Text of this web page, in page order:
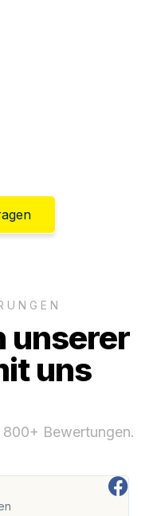
unserer
uns
800+ Bewertungen.